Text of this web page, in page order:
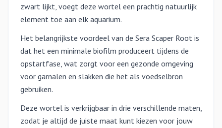
zwart lijkt, voegt deze wortel een prachtig natuurlijk
element toe aan elk aquarium.
Het belangrijkste voordeel van de Sera Scaper Root is
dat het een minimale biofilm produceert tijdens de
opstartfase, wat zorgt voor een gezonde omgeving
voor garnalen en slakken die het als voedselbron
gebruiken.
Deze wortel is verkrijgbaar in drie verschillende maten,
zodat je altijd de juiste maat kunt kiezen voor jouw